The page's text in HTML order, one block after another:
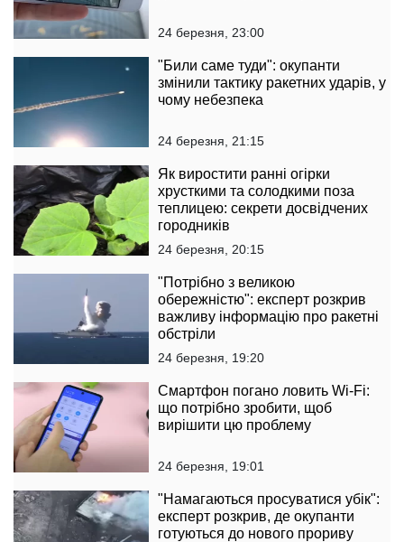
24 березня, 23:00
"Били саме туди": окупанти
змінили тактику ракетних ударів, у
чому небезпека
24 березня, 21:15
Як виростити ранні огірки
хрусткими та солодкими поза
теплицею: секрети досвідчених
городників
24 березня, 20:15
"Потрібно з великою
обережністю": експерт розкрив
важливу інформацію про ракетні
обстріли
24 березня, 19:20
Смартфон погано ловить Wi-Fi:
що потрібно зробити, щоб
вирішити цю проблему
24 березня, 19:01
"Намагаються просуватися убік":
експерт розкрив, де окупанти
готуються до нового прориву